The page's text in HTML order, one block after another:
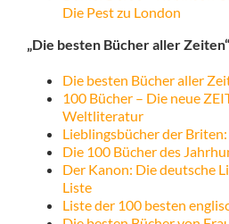
Die Pest zu London
„Die besten Bücher aller
Die besten Bücher aller
100 Bücher – Die neue
Weltliteratur
Lieblingsbücher der Briten:
Die 100 Bücher des
Der Kanon: Die deutsche
Liste
Liste der 100 besten